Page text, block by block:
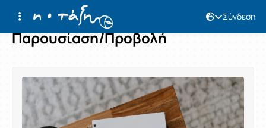
Σύνδεση
Παρουσίαση/Προβολή